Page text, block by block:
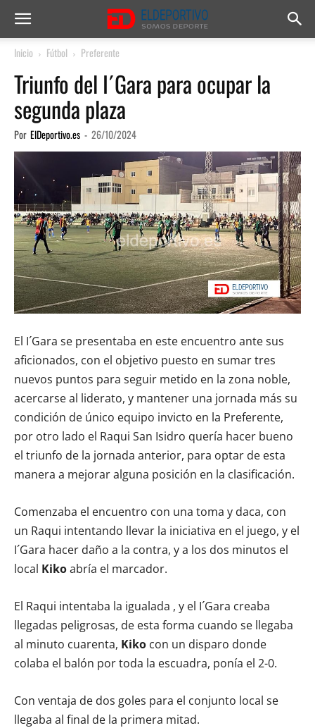
Inicio Fútbol Preferente
Triunfo del I´Gara para ocupar la
segunda plaza
Por ElDeportivo.es - 26/10/2024
El I´Gara se presentaba en este encuentro ante sus
aficionados, con el objetivo puesto en sumar tres
nuevos puntos para seguir metido en la zona noble,
acercarse al liderato, y mantener una jornada más su
condición de único equipo invicto en la Preferente,
por otro lado el Raqui San Isidro quería hacer bueno
el triunfo de la jornada anterior, para optar de esta
manera a mejorar alguna posición en la clasificación.
Comenzaba el encuentro con una toma y daca, con
un Raqui intentando llevar la iniciativa en el juego, y el
I´Gara hacer daño a la contra, y a los dos minutos el
local Kikoabría el marcador.
El Raqui intentaba la igualada , y el I´Gara creaba
llegadas peligrosas, de esta forma cuando se llegaba
al minuto cuarenta, Kiko con un disparo donde
colaba el balón por toda la escuadra, ponía el 2-0.
Con ventaja de dos goles para el conjunto local se
llegaba al final de la primera mitad.